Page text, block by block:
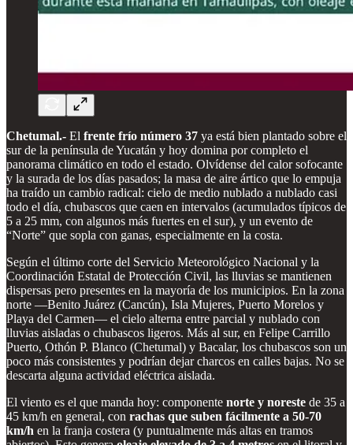
Chetumal.- El frente frío número 37 ya está bien plantado sobre el
sur de la península de Yucatán y hoy domina por completo el
panorama climático en todo el estado. Olvídense del calor sofocante
y la surada de los días pasados; la masa de aire ártico que lo empuja
ha traído un cambio radical: cielo de medio nublado a nublado casi
todo el día, chubascos que caen en intervalos (acumulados típicos de
5 a 25 mm, con algunos más fuertes en el sur), y un evento de
“Norte” que sopla con ganas, especialmente en la costa.
Según el último corte del Servicio Meteorológico Nacional y la
Coordinación Estatal de Protección Civil, las lluvias se mantienen
dispersas pero presentes en la mayoría de los municipios. En la zona
norte —Benito Juárez (Cancún), Isla Mujeres, Puerto Morelos y
Playa del Carmen— el cielo alterna entre parcial y nublado con
lluvias aisladas o chubascos ligeros. Más al sur, en Felipe Carrillo
Puerto, Othón P. Blanco (Chetumal) y Bacalar, los chubascos son un
poco más consistentes y podrían dejar charcos en calles bajas. No se
descarta alguna actividad eléctrica aislada.
El viento es el que manda hoy: componente norte y noreste de 35 a
45 km/h en general, con rachas que suben fácilmente a 50-70
km/h en la franja costera (y puntualmente más altas en tramos